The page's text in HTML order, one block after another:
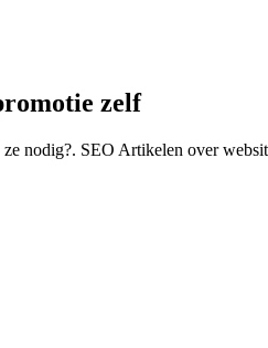
zelf
nodig?. SEO Artikelen over